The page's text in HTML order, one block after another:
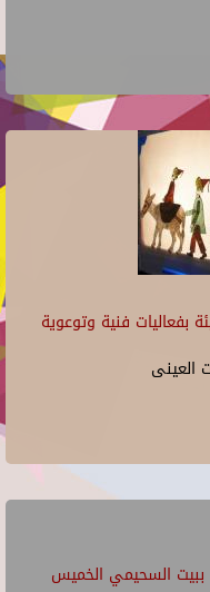
بفعاليات فنية وتوعوية
العينى
ببيت السحيمي الخميس